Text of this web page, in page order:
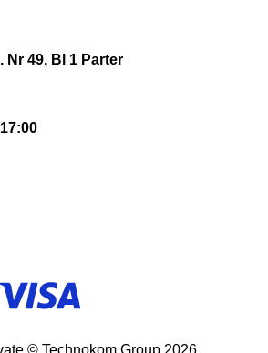
Nr 49, Bl 1 Parter